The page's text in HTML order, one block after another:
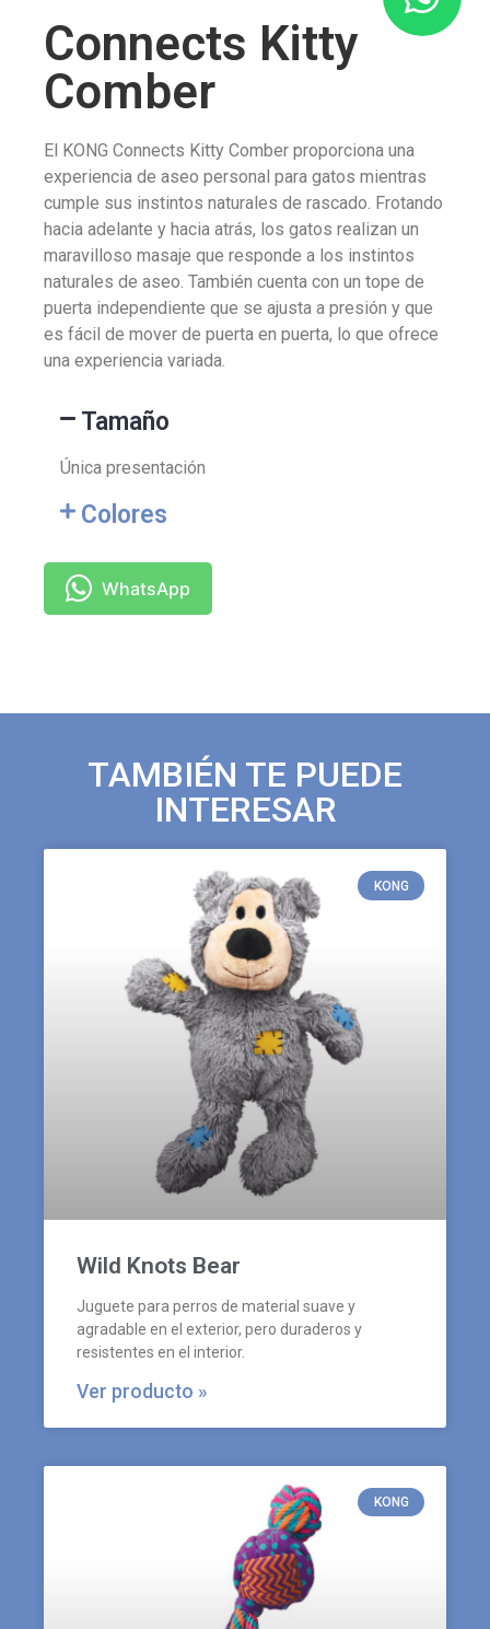
Connects Kitty
Comber
El KONG Connects Kitty Comber proporciona una
experiencia de aseo personal para gatos mientras
cumple sus instintos naturales de rascado. Frotando
hacia adelante y hacia atrás, los gatos realizan un
maravilloso masaje que responde a los instintos
naturales de aseo. También cuenta con un tope de
puerta independiente que se ajusta a presión y que
es fácil de mover de puerta en puerta, lo que ofrece
una experiencia variada.
Tamaño
Única presentación
Colores
WhatsApp
TAMBIÉN TE PUEDE
INTERESAR
KONG
Wild Knots Bear
Juguete para perros de material suave y
agradable en el exterior, pero duraderos y
resistentes en el interior.
Ver producto »
KONG